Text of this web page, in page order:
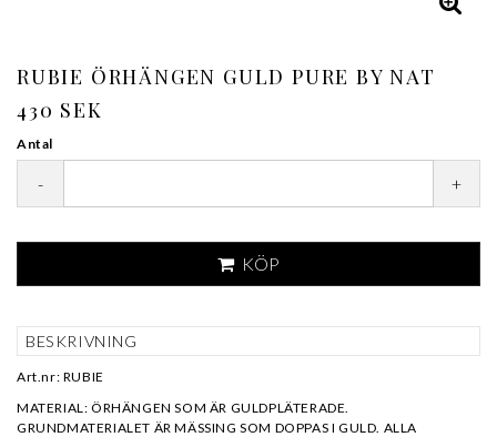
RUBIE ÖRHÄNGEN GULD PURE BY NAT
430 SEK
Antal
- +
KÖP
BESKRIVNING
Art.nr: RUBIE
MATERIAL: ÖRHÄNGEN SOM ÄR GULDPLÄTERADE.
GRUNDMATERIALET ÄR MÄSSING SOM DOPPAS I GULD. ALLA